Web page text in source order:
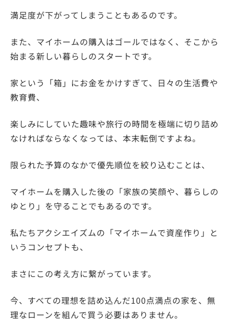
満足度が下がってしまうこともあるのです。
また、マイホームの購入はゴールではなく、そこから
始まる新しい暮らしのスタートです。
家という「箱」にお金をかけすぎて、日々の生活費や
教育費、
楽しみにしていた趣味や旅行の時間を極端に切り詰め
なければならなくなっては、本末転倒ですよね。
限られた予算のなかで優先順位を絞り込むことは、
マイホームを購入した後の「家族の笑顔や、暮らしの
ゆとり」を守ることでもあるのです。
私たちアクシエイズムの「マイホームで資産作り」と
いうコンセプトも、
まさにこの考え方に繋がっています。
今、すべての理想を詰め込んだ100点満点の家を、無
理なローンを組んで買う必要はありません。